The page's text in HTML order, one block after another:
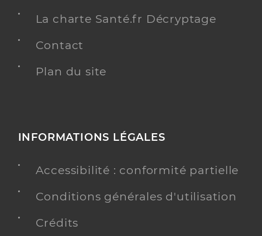
La charte Santé.fr Décryptage
Contact
Plan du site
INFORMATIONS LÉGALES
Accessibilité : conformité partielle
Conditions générales d'utilisation
Crédits